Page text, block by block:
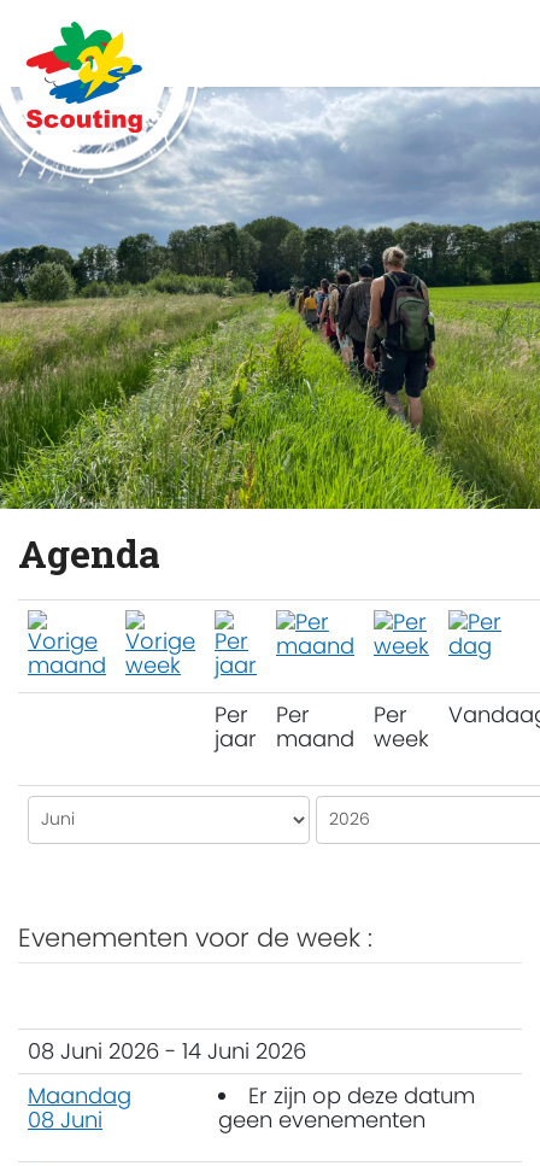
Agenda
Per
jaar
Per
maand
Per
week
Evenementen voor de week :
08 Juni 2026 - 14 Juni 2026
Maandag
08 Juni
Er zijn op deze datum
geen evenementen